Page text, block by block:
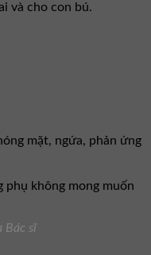
và cho con bú.
mặt, ngứa, phản ứng
phụ không mong muốn
Bác sĩ